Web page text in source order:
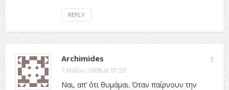
REPLY
3
Archimides
7 Μαΐου 2008 at 01:20
Ναι, απ’ ότι θυμάμαι. Όταν παίρνουν την